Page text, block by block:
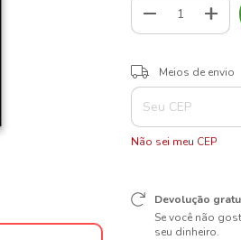
Entregas para o CEP:
Meios de envio
Não sei meu CEP
Devolução
Se você não
seu dinheiro.